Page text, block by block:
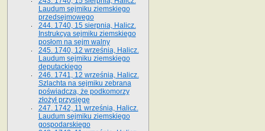
Laudum sejmiku ziemskiego
przedsejmowego
244. 1740, 15 sierpnia, Halicz.
Instrukcya sejmiku ziemskiego
posłom na sejm walny
245. 1740, 12 września, Halicz.
Laudum sejmiku ziemskiego
deputackiego
246. 1741, 12 września, Halicz.
Szlachta na sejmiku zebrana
poświadcza, że podkomorzy
złożył przysięgę
247. 1742, 11 września, Halicz.
Laudum sejmiku ziemskiego
gospodarskiego